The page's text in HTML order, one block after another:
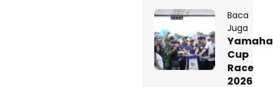
Baca
Juga
Yamaha
Cup
Race
2026